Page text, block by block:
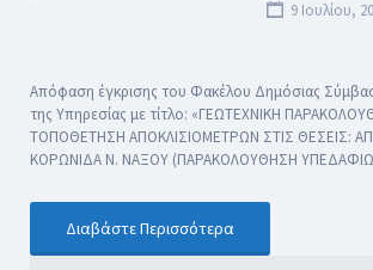
9 Ιουλίου,
Απόφαση έγκρισης του Φακέλου Δημόσιας
της Υπηρεσίας με τίτλο: «ΓΕΩΤΕΧΝΙΚΗ
ΤΟΠΟΘΕΤΗΣΗ ΑΠΟΚΛΙΣΙΟΜΕΤΡΩΝ ΣΤΙΣ ΘΕΣΕΙΣ:
ΚΟΡΩΝΙΔΑ Ν. ΝΑΞΟΥ (ΠΑΡΑΚΟΛΟΥΘΗΣΗ
Διαβάστε Περισσότερα